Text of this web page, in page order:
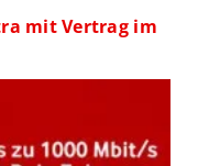
mit Vertrag im